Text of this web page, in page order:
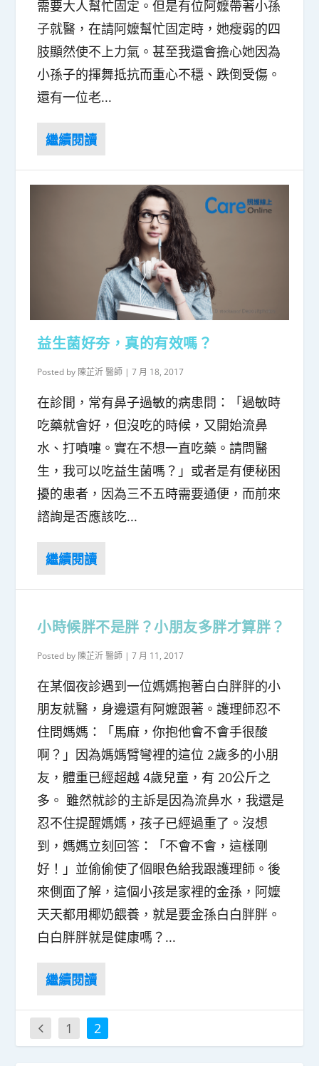
需要大人幫忙固定。但是有位阿嬤帶著小孫
子就醫，在請阿嬤幫忙固定時，她瘦弱的四
肢顯然使不上力氣。甚至我還會擔心她因為
小孫子的揮舞抵抗而重心不穩、跌倒受傷。
還有一位老...
益生菌好夯，真的有效嗎？
Posted by 陳芷沂 醫師 |7 月 18, 2017
在診間，常有鼻子過敏的病患問：「過敏時
吃藥就會好，但沒吃的時候，又開始流鼻
水、打噴嚏。實在不想一直吃藥。請問醫
生，我可以吃益生菌嗎？」或者是有便秘困
擾的患者，因為三不五時需要通便，而前來
諮詢是否應該吃...
小時候胖不是胖？小朋友多胖才算胖？
Posted by 陳芷沂 醫師 |7 月 11, 2017
在某個夜診遇到一位媽媽抱著白白胖胖的小
朋友就醫，身邊還有阿嬤跟著。護理師忍不
住問媽媽：「馬麻，你抱他會不會手很酸
啊？」因為媽媽臂彎裡的這位 2歲多的小朋
友，體重已經超越 4歲兒童，有 20公斤之
多。 雖然就診的主訴是因為流鼻水，我還是
忍不住提醒媽媽，孩子已經過重了。沒想
到，媽媽立刻回答：「不會不會，這樣剛
好！」並偷偷使了個眼色給我跟護理師。後
來側面了解，這個小孩是家裡的金孫，阿嬤
天天都用椰奶餵養，就是要金孫白白胖胖。
白白胖胖就是健康嗎？...
1 2